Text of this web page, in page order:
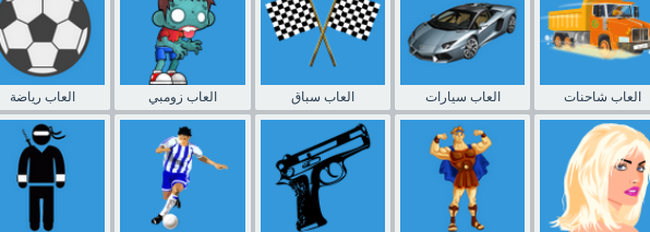
العاب رياضة العاب زومبي العاب سباق العاب سيارات العاب شاحنات